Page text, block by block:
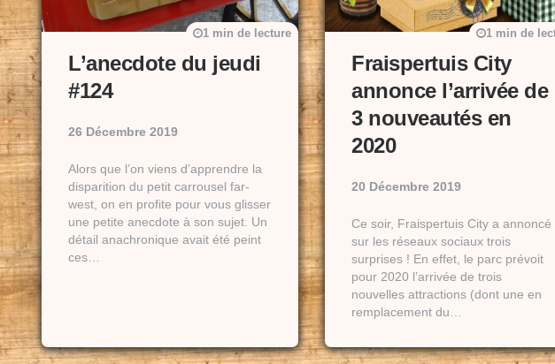
L’anecdote du jeudi
#124
26 Décembre 2019
1 min de lecture
Alors que l’on viens d’apprendre la
disparition du petit carrousel far-
west, on en profite pour vous glisser
une petite anecdote à son sujet. Un
détail anachronique avait été peint
ces…
Fraispertuis City
annonce l’arrivée de
3 nouveautés en
2020
20 Décembre 2019
1 min de
Ce soir, Fraispertuis City a annoncé
sur les réseaux sociaux trois
surprises ! En effet, le parc prévoit
pour 2020 l’arrivée de trois
nouvelles attractions (dont une en
remplacement du…